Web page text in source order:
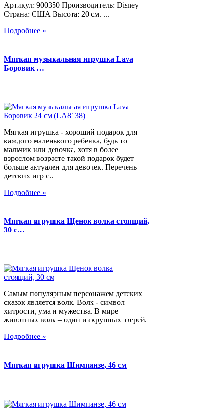
Артикул: 900350 Производитель: Disney
Страна: США Высота: 20 см. ...
Подробнее »
Мягкая музыкальная игрушка Lava
Боровик …
Мягкая игрушка - хороший подарок для
каждого маленького ребенка, будь то
мальчик или девочка, хотя в более
взрослом возрасте такой подарок будет
больше актуален для девочек. Перечень
детских игр с...
Подробнее »
Мягкая игрушка Щенок волка стоящий,
30 с…
Самым популярным персонажем детских
сказок является волк. Волк - символ
хитрости, ума и мужества. В мире
животных волк – один из крупных зверей.
Подробнее »
Мягкая игрушка Шимпанзе, 46 см